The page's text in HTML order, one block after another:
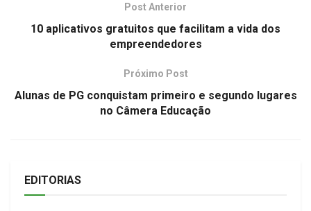
Post Anterior
10 aplicativos gratuitos que facilitam a vida dos
empreendedores
Próximo Post
Alunas de PG conquistam primeiro e segundo lugares
no Câmera Educação
EDITORIAS